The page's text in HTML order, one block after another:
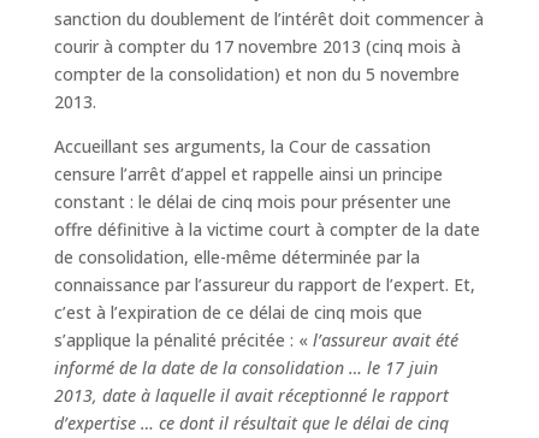
sanction du doublement de l’intérêt doit commencer à
courir à compter du 17 novembre 2013 (cinq mois à
compter de la consolidation) et non du 5 novembre
2013.
Accueillant ses arguments, la Cour de cassation
censure l’arrêt d’appel et rappelle ainsi un principe
constant : le délai de cinq mois pour présenter une
offre définitive à la victime court à compter de la date
de consolidation, elle-même déterminée par la
connaissance par l’assureur du rapport de l’expert. Et,
c’est à l’expiration de ce délai de cinq mois que
s’applique la pénalité précitée : « l’assureur avait été
informé de la date de la consolidation … le 17 juin
2013, date à laquelle il avait réceptionné le rapport
d’expertise … ce dont il résultait que le délai de cinq